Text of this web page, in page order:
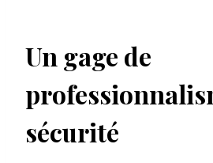
Un gage de
sécurité